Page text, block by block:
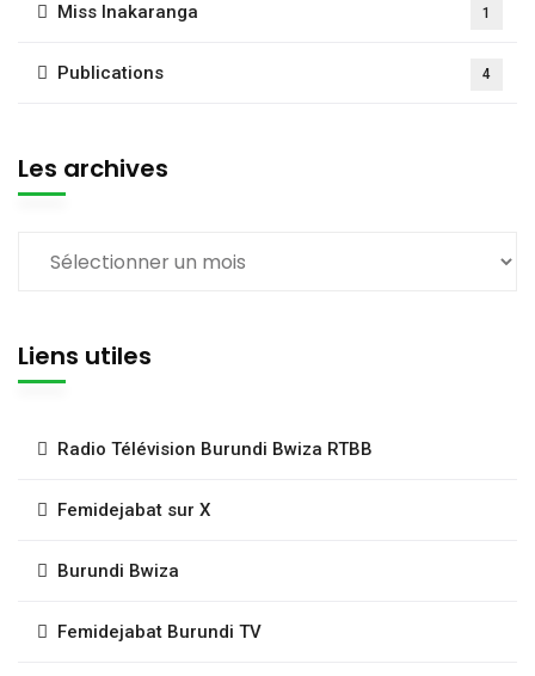
Miss Inakaranga 1
Publications 4
Les archives
Liens utiles
Radio Télévision Burundi Bwiza RTBB
Femidejabat sur X
Burundi Bwiza
Femidejabat Burundi TV